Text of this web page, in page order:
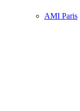
AMI Paris